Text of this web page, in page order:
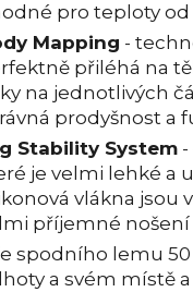
pro teploty od
Mapping -
přiléhá na
na jednotlivých
prodyšnost a
Stability System
je velmi lehké a
vlákna jsou
příjemné
spodního lemu
a svém místě